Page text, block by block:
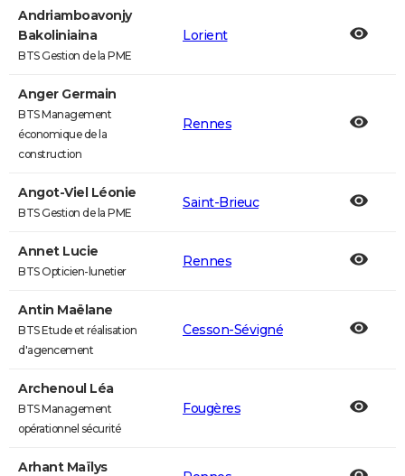
Andriamboavonjy
Bakoliniaina
BTS Gestion de la PME
Lorient
Anger Germain
BTS Management
économique de la
construction
Rennes
Angot-Viel Léonie
BTS Gestion de la PME
Saint-Brieuc
Annet Lucie
BTS Opticien-lunetier
Rennes
Antin Maëlane
BTS Etude et réalisation
d'agencement
Cesson-Sévigné
Archenoul Léa
BTS Management
opérationnel sécurité
Fougères
Arhant Maïlys